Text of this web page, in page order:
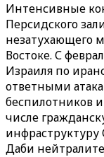
Интенсивные
Персидского
незатухающего
Востоке. С
Израиля по
ответными
беспилотников
числе
Даби